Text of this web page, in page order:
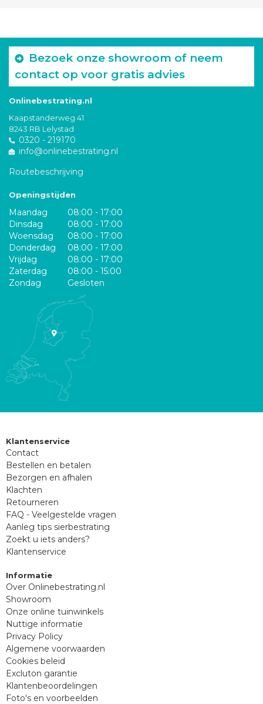
Bezoek onze showroom of neem
contact op voor gratis advies
Onlinebestrating.nl
Kaapstanderweg 41
8243 RB Lelystad
0320 - 219170
info@onlinebestrating.nl
Routebeschrijving
Openingstijden
Maandag
08:00 - 17:00
Dinsdag
08:00 - 17:00
Woensdag
08:00 - 17:00
Donderdag
08:00 - 17:00
Vrijdag
08:00 - 17:00
Zaterdag
08:00 - 15:00
Zondag
Gesloten
Klantenservice
Contact
Bestellen en betalen
Bezorgen en afhalen
Klachten
Retourneren
FAQ - Veelgestelde vragen
Aanleg tips sierbestrating
Zoekt u iets anders?
Klantenservice
Informatie
Over Onlinebestrating.nl
Showroom
Onze online tuinwinkels
Nuttige informatie
Privacy Policy
Algemene voorwaarden
Cookies beleid
Excluton garantie
Klantenbeoordelingen
Foto's en voorbeelden